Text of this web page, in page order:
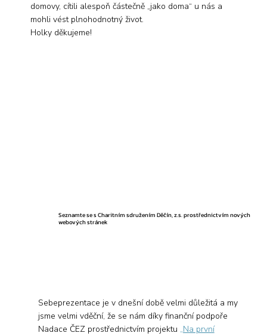
domovy, cítili alespoň částečně „jako doma“ u nás a
mohli vést plnohodnotný život.
Holky děkujeme!​
Seznamte se s Charitním sdružením Děčín, z.s. prostřednictvím nových
webových stránek
Sebeprezentace je v dnešní době velmi důležitá a my
jsme velmi vděční, že se nám díky finanční podpoře
Nadace ČEZ prostřednictvím projektu „Na první